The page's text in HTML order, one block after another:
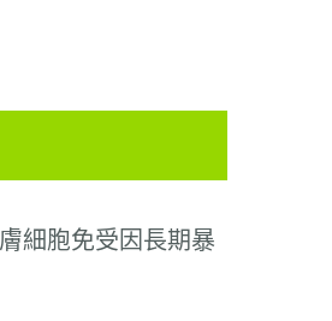
細胞免受因長期暴